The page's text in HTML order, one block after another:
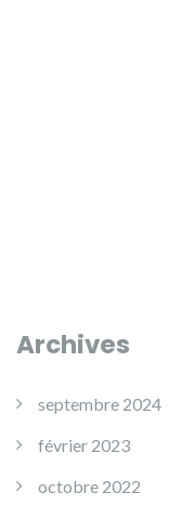
Archives
septembre 2024
février 2023
octobre 2022